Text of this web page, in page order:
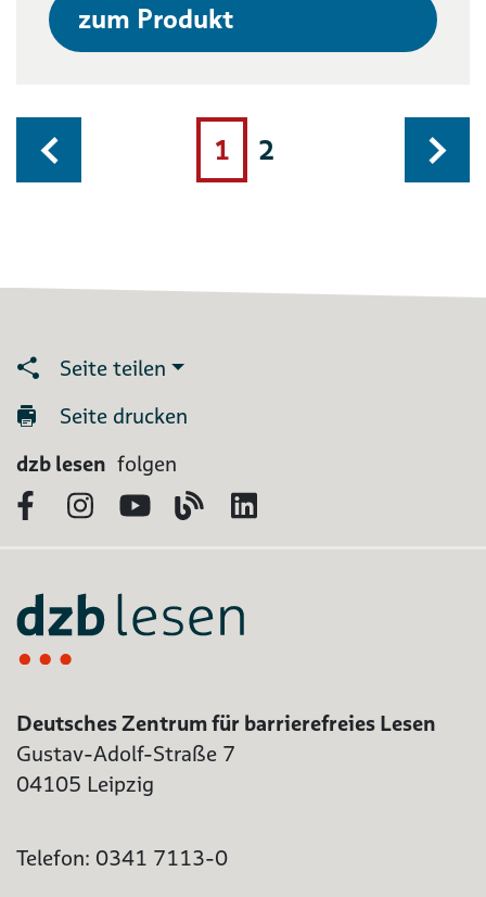
zum Produkt
1 2
Seite teilen
Seite drucken
dzb lesen folgen
FacebookInstagram
YouTubeBlog
Deutsches Zentrum für barrierefreies Lesen
Gustav-Adolf-Straße 7
04105 Leipzig
Telefon: 0341 7113-0